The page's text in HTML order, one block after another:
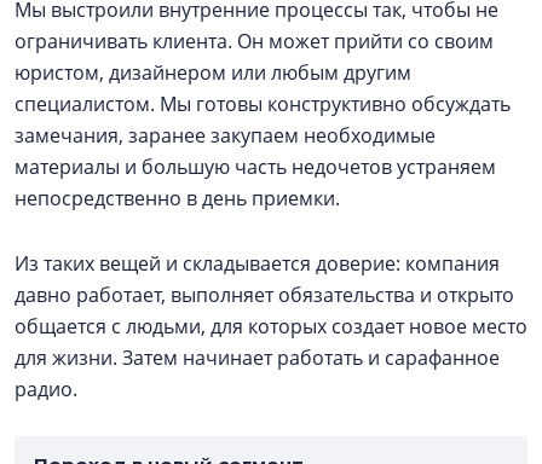
Мы выстроили внутренние процессы так, чтобы не
ограничивать клиента. Он может прийти со своим
юристом, дизайнером или любым другим
специалистом. Мы готовы конструктивно обсуждать
замечания, заранее закупаем необходимые
материалы и большую часть недочетов устраняем
непосредственно в день приемки.
Из таких вещей и складывается доверие: компания
давно работает, выполняет обязательства и открыто
общается с людьми, для которых создает новое место
для жизни. Затем начинает работать и сарафанное
радио.